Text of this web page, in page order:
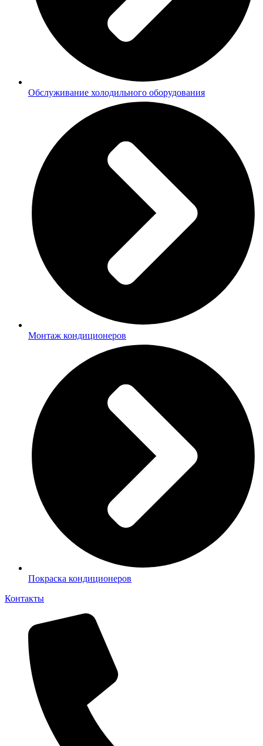
Обслуживание холодильного оборудования
Монтаж кондиционеров
Покраска кондиционеров
Контакты